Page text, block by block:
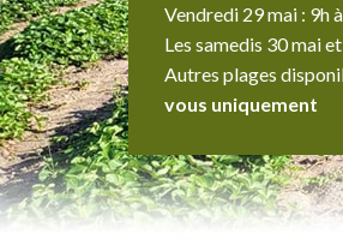
Vendredi 29 mai : 9h
Les samedis 30 mai
Autres plages
vous uniquement